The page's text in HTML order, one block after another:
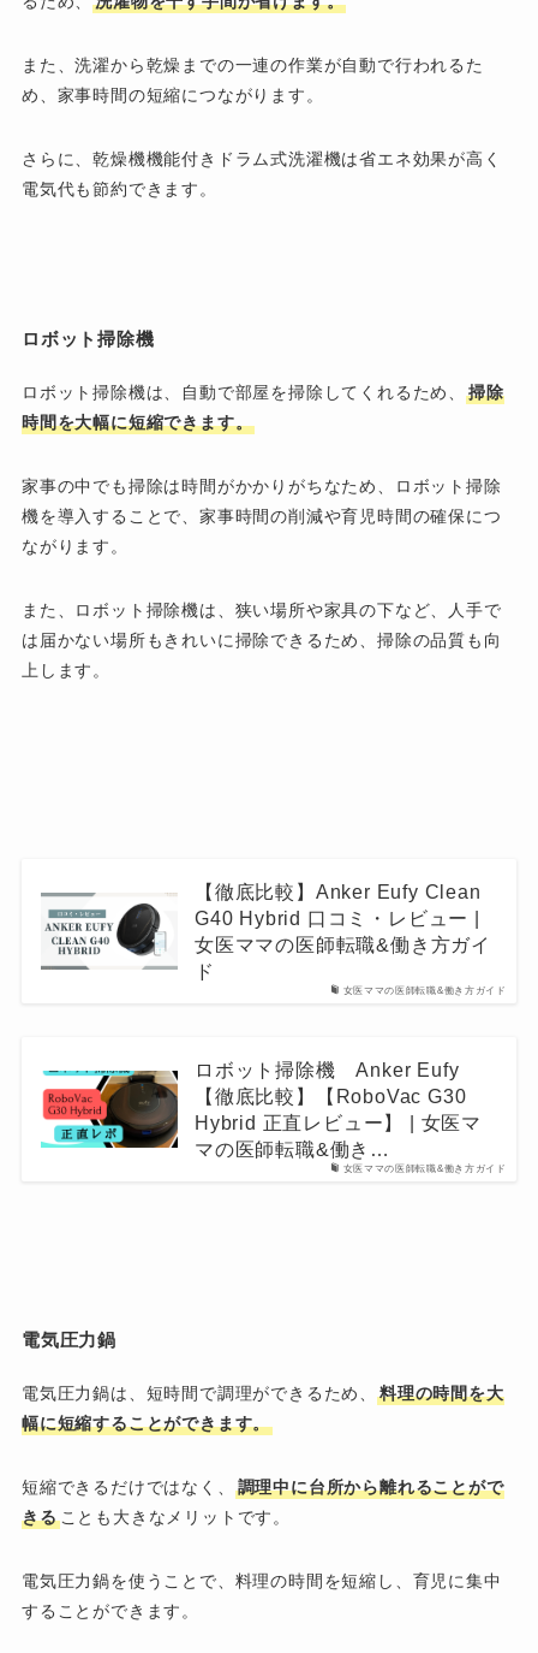
また、洗濯から乾燥までの一連の作業が自動で行われるた
め、家事時間の短縮につながります。
さらに、乾燥機機能付きドラム式洗濯機は省エネ効果が高く
電気代も節約できます。
ロボット掃除機
ロボット掃除機は、自動で部屋を掃除してくれるため、掃除
時間を大幅に短縮できます。
家事の中でも掃除は時間がかかりがちなため、ロボット掃除
機を導入することで、家事時間の削減や育児時間の確保につ
ながります。
また、ロボット掃除機は、狭い場所や家具の下など、人手で
は届かない場所もきれいに掃除できるため、掃除の品質も向
上します。
女医ママの医師転職&働き方ガイド
【徹底比較】Anker Eufy Clean
G40 Hybrid 口コミ・レビュー |
女医ママの医師転職&働き方ガイ
ド
女医ママの医師転職&働き方ガイド
ロボット掃除機 Anker Eufy
【徹底比較】【RoboVac G30
Hybrid 正直レビュー】 | 女医マ
マの医師転職&働き…
電気圧力鍋
電気圧力鍋は、短時間で調理ができるため、料理の時間を大
幅に短縮することができます。
短縮できるだけではなく、
調理中に台所から離れることがで
きることも大きなメリットです。
電気圧力鍋を使うことで、料理の時間を短縮し、育児に集中
することができます。